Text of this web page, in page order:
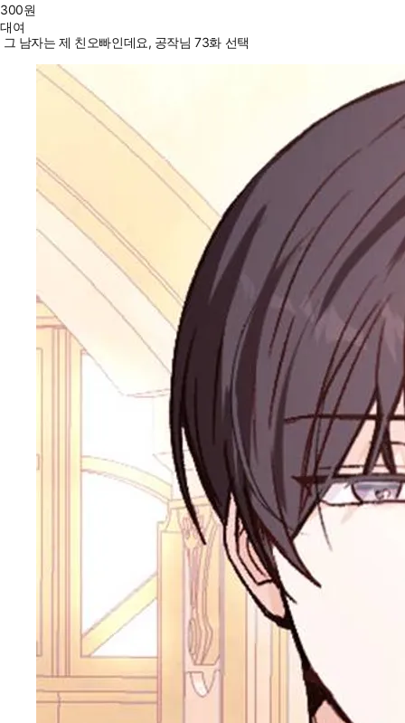
300원
대여
그 남자는 제 친오빠인데요, 공작님 73화 선택